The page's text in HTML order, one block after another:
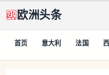
欧洲头条
首页 意大利 法国